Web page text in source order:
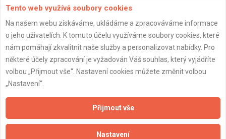
Důležité informace
Zpracování a ochrana osobních údajů
Zásady pro používání souborů cookie
Obchodní podmínky (zprostředkování)
Tento web využívá soubory cookies
Na našem webu získáváme, ukládáme a zpracováváme informace
o jeho uživatelích. K tomuto účelu využíváme soubory cookies, které
nám pomáhají zkvalitnit naše služby a personalizovat nabídky. Pro
některé účely zpracování je vyžadován Váš souhlas, který vyjádříte
volbou „Přijmout vše“. Nastavení cookies můžete změnit volbou
„Nastavení“.
Přijmout vše
Nastavení